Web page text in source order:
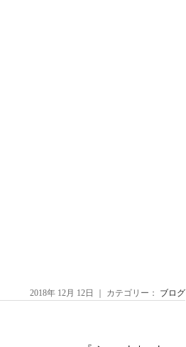
2018年 12月 12日 ｜ カテゴリー： ブログ